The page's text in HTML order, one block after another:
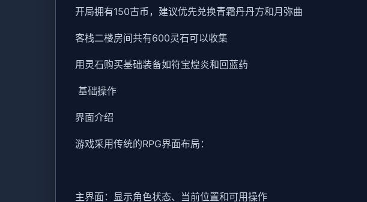
开局拥有150古币，建议优先兑换青霜丹丹方和月弥曲
客栈二楼房间共有600灵石可以收集
用灵石购买基础装备如符宝煌炎和回蓝药
基础操作
界面介绍
游戏采用传统的RPG界面布局：
主界面：显示角色状态、当前位置和可用操作